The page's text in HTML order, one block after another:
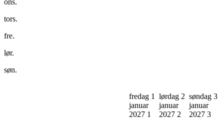
tors.
fre.
lør.
søn.
fredag 1
januar
2027 1
lørdag 2
januar
2027 2
søndag 3
januar
2027 3